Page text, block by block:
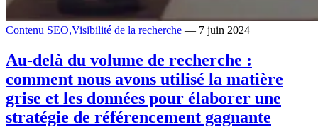
Contenu SEO,Visibilité de la recherche — 7 juin 2024
Au-delà du volume de recherche :
comment nous avons utilisé la matière
grise et les données pour élaborer une
stratégie de référencement gagnante